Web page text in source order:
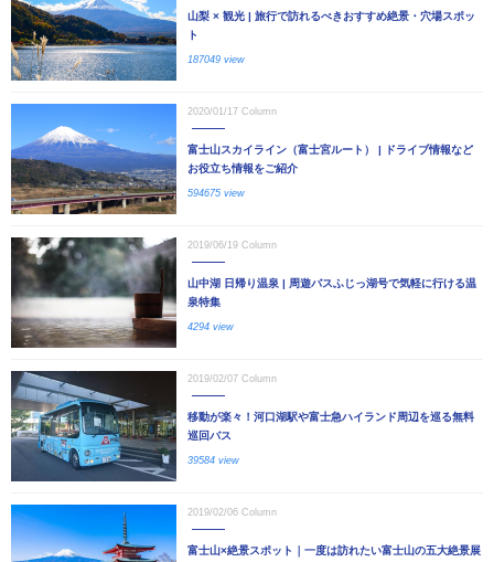
山梨 × 観光 | 旅行で訪れるべきおすすめ絶景・穴場スポッ
ト
187049 view
2020/01/17 Column
富士山スカイライン（富士宮ルート） | ドライブ情報など
お役立ち情報をご紹介
594675 view
2019/06/19 Column
山中湖 日帰り温泉 | 周遊バスふじっ湖号で気軽に行ける温
泉特集
4294 view
2019/02/07 Column
移動が楽々！河口湖駅や富士急ハイランド周辺を巡る無料
巡回バス
39584 view
2019/02/06 Column
富士山×絶景スポット｜一度は訪れたい富士山の五大絶景展